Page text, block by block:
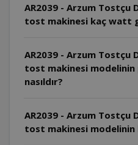
AR2039 - Arzum Tostçu
tost makinesi kaç watt
AR2039 - Arzum Tostçu
tost makinesi modelinin
nasıldır?
AR2039 - Arzum Tostçu
tost makinesi modelinin